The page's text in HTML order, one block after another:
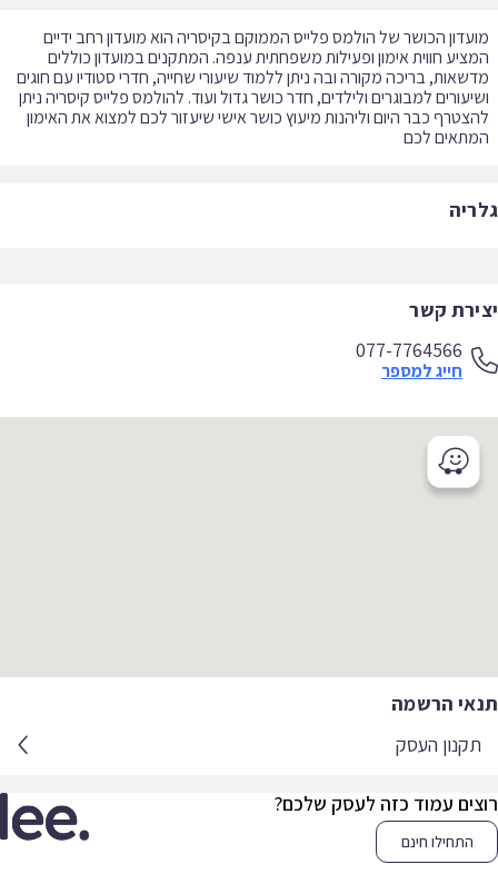
הכושר של הולמס פלייס הממוקם בקיסריה הוא מועדון רחב ידיים
חווית אימון ופעילות משפחתית ענפה. המתקנים במועדון כוללים
בריכה מקורה ובה ניתן ללמוד שיעורי שחייה, חדרי סטודיו עם חוגים
למבוגרים ולילדים, חדר כושר גדול ועוד. להולמס פלייס קיסריה ניתן
כבר היום וליהנות מיעוץ כושר אישי שיעזור לכם למצוא את האימון
לכם
קשר
077-7764566
חייג למספר
הרשמה
תקנון העסק
עמוד כזה לעסק שלכם?
התחילו חינם